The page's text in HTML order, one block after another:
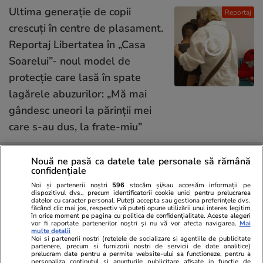
Reportaj
Ultima generație de copii
crescuți în centre de plasament.
Reportaj Libertatea în „Casa
Soarelui”- noul model de
protecție care lasă în spate
lagărele abuzurilor: „Mă mai
gândesc uneori la părinții mei
care s-au dus, la frate-miu”
Știri România 07:00
„Rechinul”, la un pas de
prescripție. Ce au cerut la
proces părinții lui Sorin Marcu,
fostul bodyguard al lui Florian
Tudor ucis în Mexic
Nouă ne pasă ca datele tale personale să rămână
confidențiale
Noi și partenerii noștri 596 stocăm și/sau accesăm informații pe
dispozitivul dvs., precum identificatorii cookie unici pentru prelucrarea
datelor cu caracter personal. Puteți accepta sau gestiona preferințele dvs.
făcând clic mai jos, respectiv vă puteți opune utilizării unui interes legitim
în orice moment pe pagina cu politica de confidențialitate. Aceste alegeri
vor fi raportate partenerilor noștri și nu vă vor afecta navigarea. Mai
multe detalii
Noi si partenerii nostri (retelele de socializare si agentiile de publicitate
partenere, precum si furnizorii nostri de servicii de date analitice)
prelucram date pentru a permite website-ului sa functioneze, pentru a